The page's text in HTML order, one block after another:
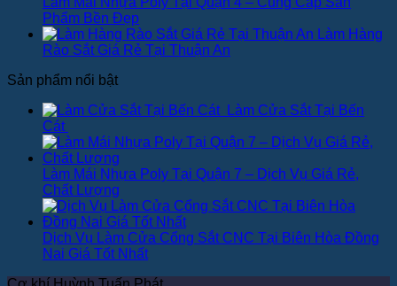
Phẩm Bền Đẹp
Làm Hàng
Rào Sắt Giá Rẻ Tại Thuận An
Sản phẩm nổi bật
Làm Cửa Sắt Tại Bến
Cát
Làm Mái Nhựa Poly Tại Quận 7 – Dịch Vụ Giá Rẻ,
Chất Lượng
Dịch Vụ Làm Cửa Cổng Sắt CNC Tại Biên Hòa Đồng
Nai Giá Tốt Nhất